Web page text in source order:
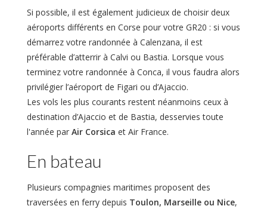
Si possible, il est également judicieux de choisir deux
aéroports différents en Corse pour votre GR20 : si vous
démarrez votre randonnée à Calenzana, il est
préférable d’atterrir à Calvi ou Bastia. Lorsque vous
terminez votre randonnée à Conca, il vous faudra alors
privilégier l’aéroport de Figari ou d’Ajaccio.
Les vols les plus courants restent néanmoins ceux à
destination d’Ajaccio et de Bastia, desservies toute
l'année par Air Corsica et Air France.
En bateau
Plusieurs compagnies maritimes proposent des
traversées en ferry depuis Toulon, Marseille ou Nice,